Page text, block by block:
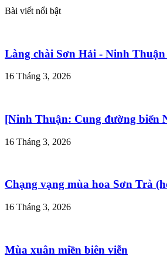
Bài viết nổi bật
Làng chài Sơn Hải - Ninh Thuận
16 Tháng 3, 2026
[Ninh Thuận: Cung đường biển
16 Tháng 3, 2026
Chạng vạng mùa hoa Sơn Trà
16 Tháng 3, 2026
Mùa xuân miền biên viễn